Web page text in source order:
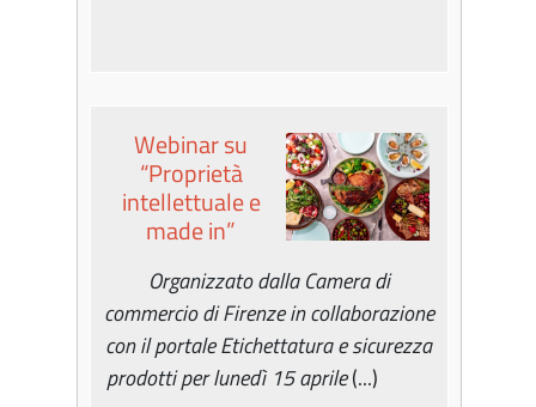
Webinar su
“Proprietà
intellettuale e
made in”
Organizzato dalla Camera di
commercio di Firenze in collaborazione
con il portale Etichettatura e sicurezza
prodotti per lunedì 15 aprile(...)